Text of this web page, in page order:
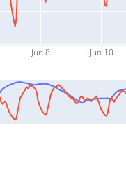
Jun 8 Jun 10